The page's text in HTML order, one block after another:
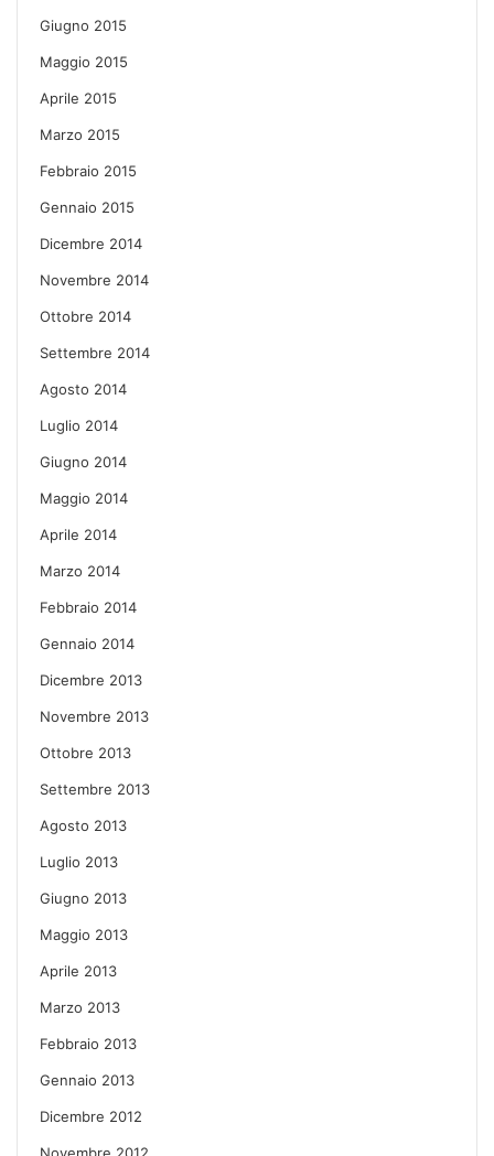
Giugno 2015
Maggio 2015
Aprile 2015
Marzo 2015
Febbraio 2015
Gennaio 2015
Dicembre 2014
Novembre 2014
Ottobre 2014
Settembre 2014
Agosto 2014
Luglio 2014
Giugno 2014
Maggio 2014
Aprile 2014
Marzo 2014
Febbraio 2014
Gennaio 2014
Dicembre 2013
Novembre 2013
Ottobre 2013
Settembre 2013
Agosto 2013
Luglio 2013
Giugno 2013
Maggio 2013
Aprile 2013
Marzo 2013
Febbraio 2013
Gennaio 2013
Dicembre 2012